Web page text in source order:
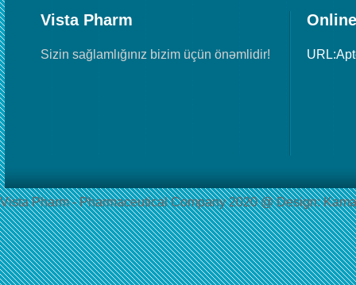
Vista Pharm
Sizin sağlamlığınız bizim üçün önəmlidir!
Vista Pharm - Pharmaceutical Сompany 2020 @ Design: